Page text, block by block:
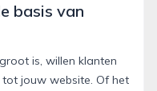
basis van
is, willen klanten
jouw website. Of het